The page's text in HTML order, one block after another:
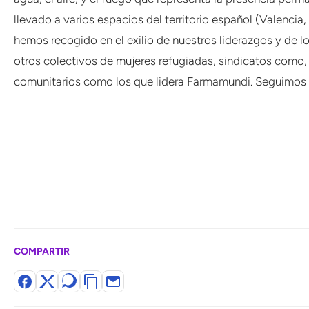
llevado a varios espacios del territorio español
hemos recogido en el exilio de nuestros liderazgos y de
otros colectivos de mujeres refugiadas, sindicatos
comunitarios como los que lidera Farmamundi.
COMPARTIR